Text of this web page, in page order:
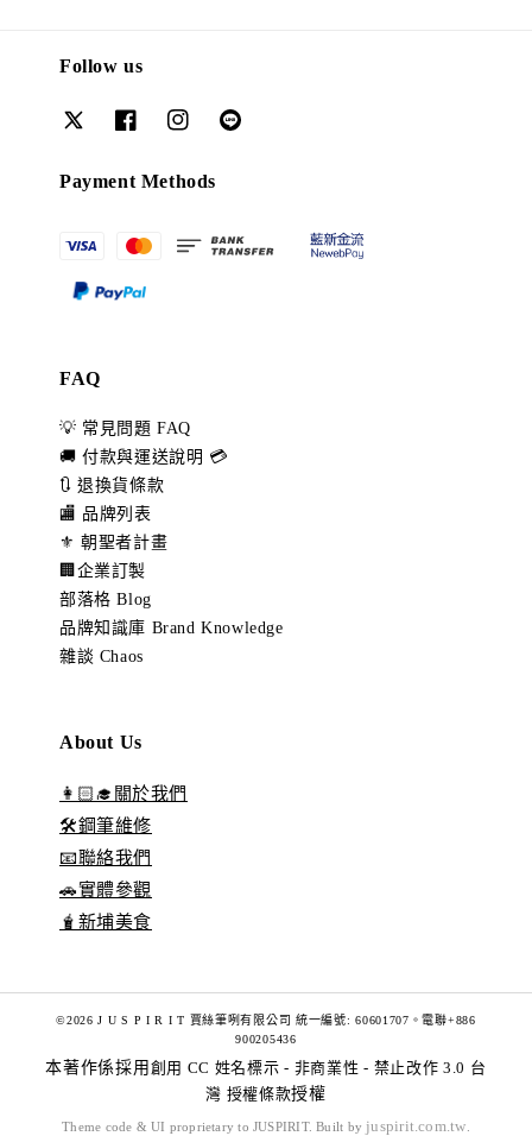
Follow us
Payment Methods
FAQ
💡 常見問題 FAQ
🚚 付款與運送說明 💳
🔃 退換貨條款
🏬 品牌列表
⚜️ 朝聖者計畫
🏢企業訂製
部落格 Blog
品牌知識庫 Brand Knowledge
雜談 Chaos
About Us
👩🏻‍🎓關於我們
🛠️鋼筆維修
📧聯絡我們
🚗實體參觀
🧋新埔美食
©2026 J U S P I R I T 賈絲筆咧有限公司 統一編號: 60601707。電聯+886
900205436
本著作係採用 創用 CC 姓名標示 - 非商業性 - 禁止改作 3.0 台
灣 授權條款授權
Theme code & UI proprietary to JUSPIRIT. Built by juspirit.com.tw.